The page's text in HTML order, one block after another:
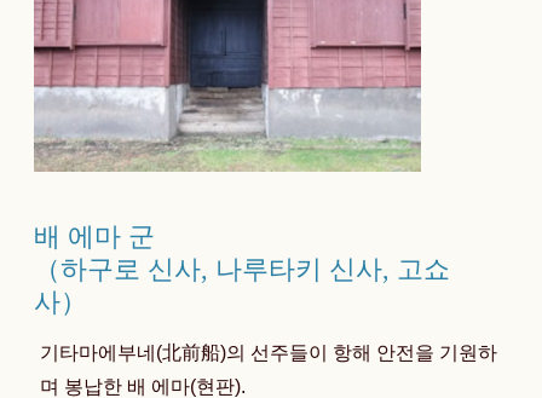
배 에마 군
（하구로 신사, 나루타키 신사, 고쇼
사）
기타마에부네(北前船)의 선주들이 항해 안전을 기원하
며 봉납한 배 에마(현판).